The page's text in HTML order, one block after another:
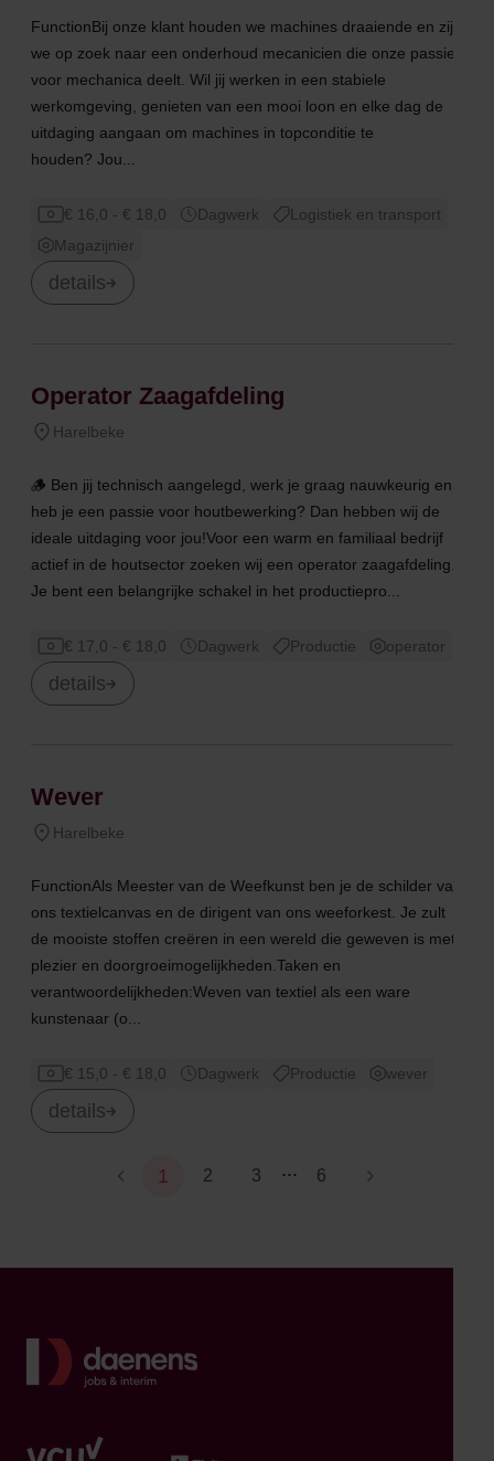
FunctionBij onze klant houden we machines draaiende en zijn
we op zoek naar een onderhoud mecanicien die onze passie
voor mechanica deelt. Wil jij werken in een stabiele
werkomgeving, genieten van een mooi loon en elke dag de
uitdaging aangaan om machines in topconditie te
houden? Jou...
€ 16,0 - € 18,0 Dagwerk
Logistiek en transport
Magazijnier
details
Operator Zaagafdeling
Harelbeke
🪵 Ben jij technisch aangelegd, werk je graag nauwkeurig en
heb je een passie voor houtbewerking? Dan hebben wij de
ideale uitdaging voor jou!Voor een warm en familiaal bedrijf
actief in de houtsector zoeken wij een operator zaagafdeling.
Je bent een belangrijke schakel in het productiepro...
€ 17,0 - € 18,0 Dagwerk Productie operator
details
Wever
Harelbeke
FunctionAls Meester van de Weefkunst ben je de schilder van
ons textielcanvas en de dirigent van ons weeforkest. Je zult
de mooiste stoffen creëren in een wereld die geweven is met
plezier en doorgroeimogelijkheden.Taken en
verantwoordelijkheden:Weven van textiel als een ware
kunstenaar (o...
€ 15,0 - € 18,0 Dagwerk Productie wever
details
1 2 3 ... 6
Terug